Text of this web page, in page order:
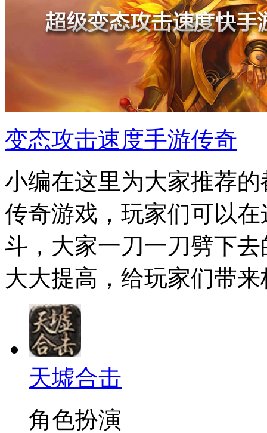
变态攻击速度手游传奇
小编在这里为大家推荐
传奇游戏，玩家们可以
斗，大家一刀一刀劈下
大大提高，给玩家们带
天墟合击
角色扮演